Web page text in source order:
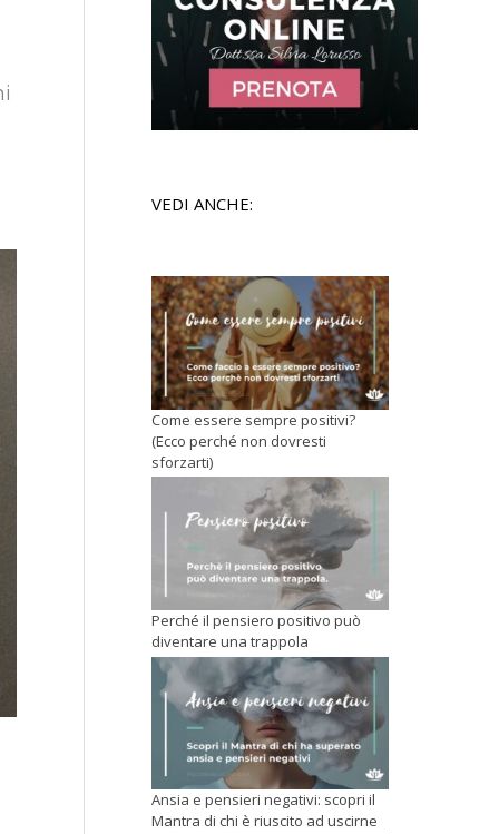
VEDI ANCHE:
Come essere sempre positivi?
(Ecco perché non dovresti
sforzarti)
Perché il pensiero positivo può
diventare una trappola
Ansia e pensieri negativi: scopri il
Mantra di chi è riuscito ad uscirne